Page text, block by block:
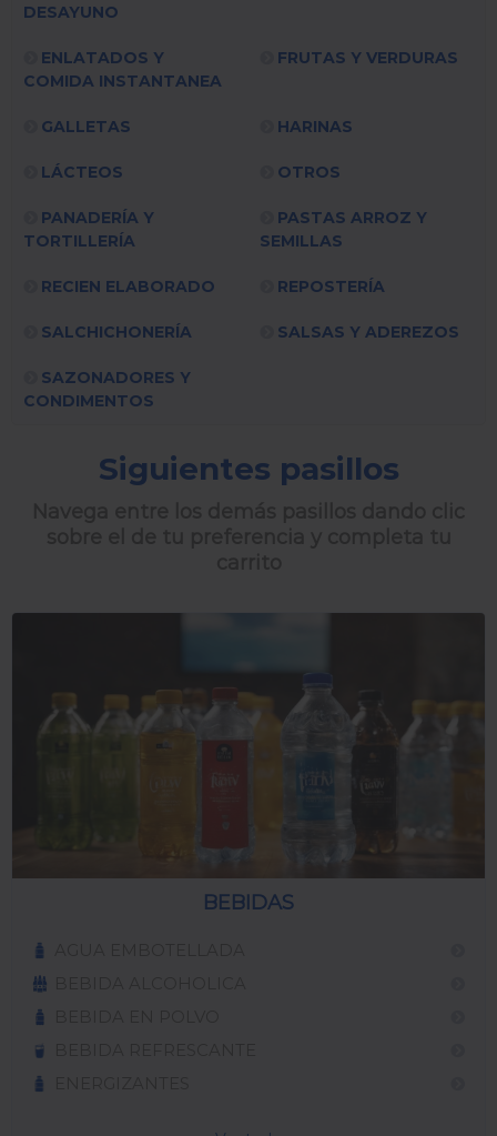
DESAYUNO
ENLATADOS Y
COMIDA INSTANTANEA
FRUTAS Y VERDURAS
GALLETAS HARINAS
LÁCTEOS OTROS
PANADERÍA Y
TORTILLERÍA
PASTAS ARROZ Y
SEMILLAS
RECIEN ELABORADO REPOSTERÍA
SALCHICHONERÍA SALSAS Y ADEREZOS
SAZONADORES Y
CONDIMENTOS
Siguientes pasillos
BEBIDAS